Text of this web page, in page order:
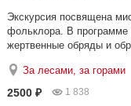
Экскурсия посвящена
фольклора. В программе
жертвенные обряды и
За лесами, за горами
2500 ₽ 1 838